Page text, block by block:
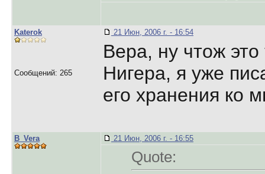
Katerok
Сообщений: 265
21 Июн, 2006 г. - 16:54
Вера, ну чтож
Нигера, я уже
его хранения ко
B_Vera 21 Июн, 2006 г. - 16:55
Quote: